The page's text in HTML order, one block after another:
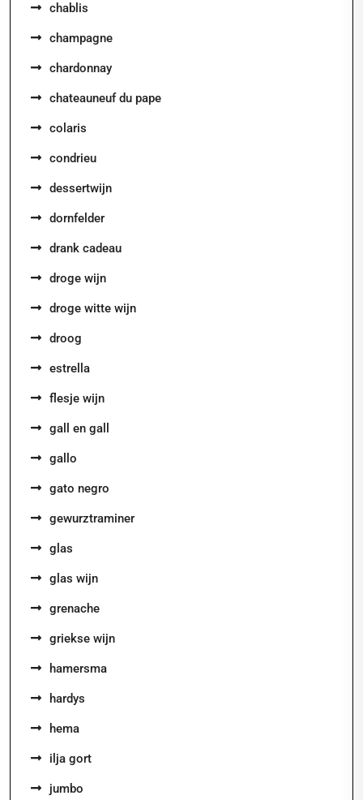
chablis
champagne
chardonnay
chateauneuf du pape
colaris
condrieu
dessertwijn
dornfelder
drank cadeau
droge wijn
droge witte wijn
droog
estrella
flesje wijn
gall en gall
gallo
gato negro
gewurztraminer
glas
glas wijn
grenache
griekse wijn
hamersma
hardys
hema
ilja gort
jumbo